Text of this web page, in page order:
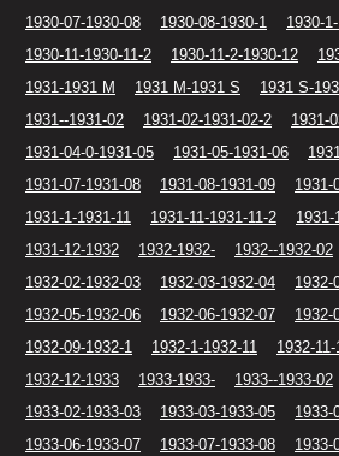
1930-07-1930-08
1930-08-1930-1
1930-
1930-11-1930-11-2
1930-11-2-1930-12
1931-1931 M
1931 M-1931 S
1931 S-
1931--1931-02
1931-02-1931-02-2
1931-
1931-04-0-1931-05
1931-05-1931-06
1931-07-1931-08
1931-08-1931-09
1931-
1931-1-1931-11
1931-11-1931-11-2
1931-
1931-12-1932
1932-1932-
1932--1932-02
1932-02-1932-03
1932-03-1932-04
1932-
1932-05-1932-06
1932-06-1932-07
1932-
1932-09-1932-1
1932-1-1932-11
1932-
1932-12-1933
1933-1933-
1933--1933-02
1933-02-1933-03
1933-03-1933-05
1933-
1933-06-1933-07
1933-07-1933-08
1933-